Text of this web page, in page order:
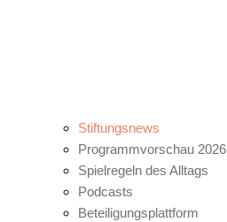
Stiftungsnews
Programmvorschau 2026
Spielregeln des Alltags
Podcasts
Beteiligungsplattform